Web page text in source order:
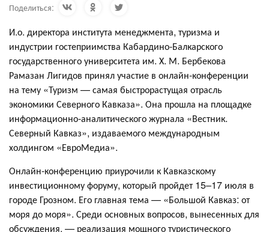
Поделиться:
И.о. директора института менеджмента, туризма и
индустрии гостеприимства Кабардино-Балкарского
государственного университета им. Х. М. Бербекова
Рамазан Лигидов принял участие в онлайн-конференции
на тему «Туризм — самая быстрорастущая отрасль
экономики Северного Кавказа». Она прошла на площадке
информационно-аналитического журнала «Вестник.
Северный Кавказ», издаваемого международным
холдингом «ЕвроМедиа».
Онлайн-конференцию приурочили к Кавказскому
инвестиционному форуму, который пройдет 15–17 июля в
городе Грозном. Его главная тема — «Большой Кавказ: от
моря до моря». Среди основных вопросов, вынесенных для
обсуждения, — реализация мощного туристического